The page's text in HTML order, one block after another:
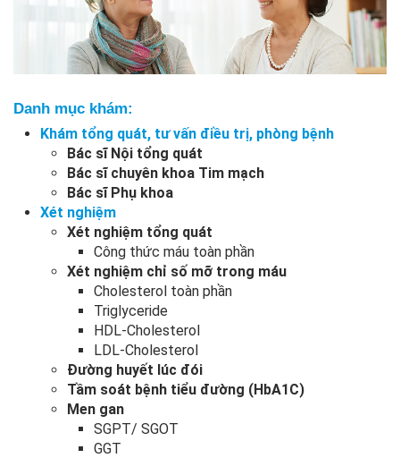
Danh mục khám:
Khám tổng quát, tư vấn điều trị, phòng bệnh
Bác sĩ Nội tổng quát
Bác sĩ chuyên khoa Tim mạch
Bác sĩ Phụ khoa
Xét nghiệm
Xét nghiệm tổng quát
Công thức máu toàn phần
Xét nghiệm chỉ số mỡ trong máu
Cholesterol toàn phần
Triglyceride
HDL-Cholesterol
LDL-Cholesterol
Đường huyết lúc đói
Tầm soát bệnh tiểu đường (HbA1C)
Men gan
SGPT/ SGOT
GGT